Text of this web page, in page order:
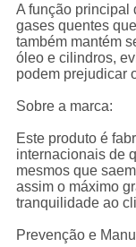
A função principal
gases quentes
também mantém
óleo e cilindros,
podem prejudicar
Sobre a marca:
Este produto é
internacionais de
mesmos que
assim o máximo
tranquilidade ao
Prevenção e